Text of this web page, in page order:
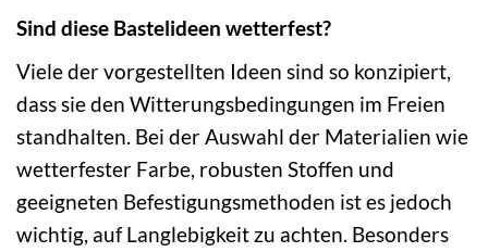
Sind diese Bastelideen wetterfest?
Viele der vorgestellten Ideen sind so konzipiert,
dass sie den Witterungsbedingungen im Freien
standhalten. Bei der Auswahl der Materialien wie
wetterfester Farbe, robusten Stoffen und
geeigneten Befestigungsmethoden ist es jedoch
wichtig, auf Langlebigkeit zu achten. Besonders